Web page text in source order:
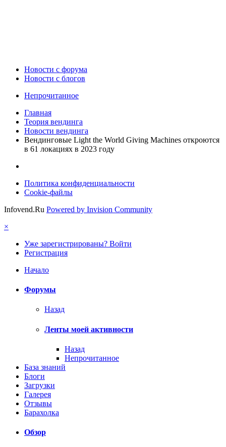
Новости c форума
Новости с блогов
Непрочитанное
Главная
Теория вендинга
Новости вендинга
Вендинговые Light the World Giving Machines откроются
в 61 локациях в 2023 году
Политика конфиденциальности
Cookie-файлы
Infovend.Ru Powered by Invision Community
×
Уже зарегистрированы? Войти
Регистрация
Начало
Форумы
Назад
Ленты моей активности
Назад
Непрочитанное
База знаний
Блоги
Загрузки
Галерея
Отзывы
Барахолка
Обзор